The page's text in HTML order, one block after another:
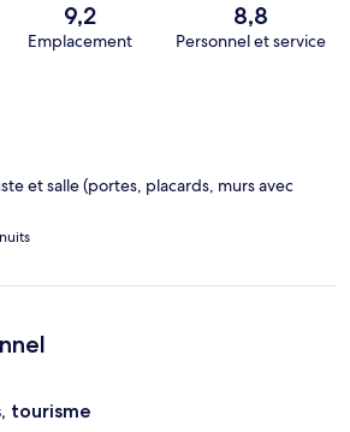
9,2
Emplacement
8,8
Personnel et service
et salle (portes, placards, murs avec
tourisme